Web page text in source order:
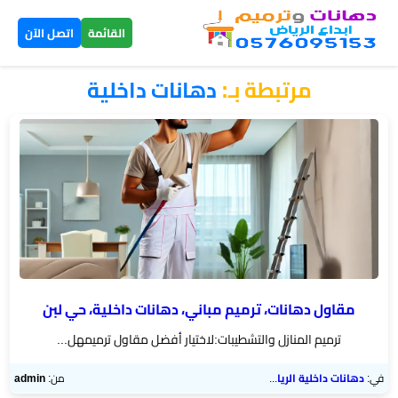
القائمة اتصل الآن ×
خارجية
بديل
مرتبطة بـ:​دهانات داخلية
مقاول دهانات، ترميم مباني، دهانات داخلية، حي لبن
ترميم المنازل والتشطيبات:لاختيار أفضل مقاول ترميم​هل...
في:دهانات داخلية الرياض من:admin